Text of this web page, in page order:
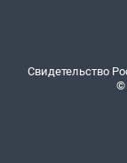
Свидетельство
©